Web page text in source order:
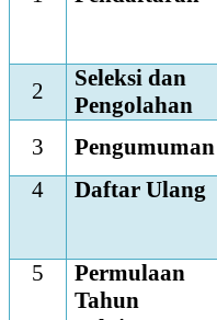
2
Seleksi dan
Pengolahan
3
Pengumuman
4
Daftar Ulang
5
Permulaan
Tahun